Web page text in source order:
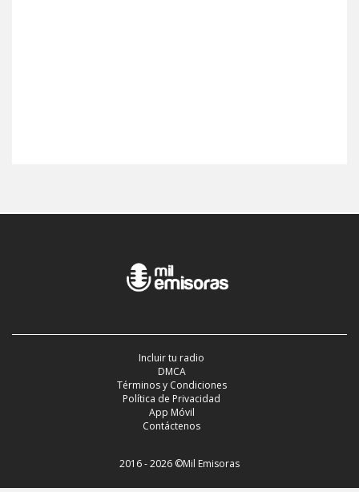
Incluir tu radio
DMCA
Términos y Condiciones
Política de Privacidad
App Móvil
Contáctenos
2016 - 2026 ©Mil Emisoras